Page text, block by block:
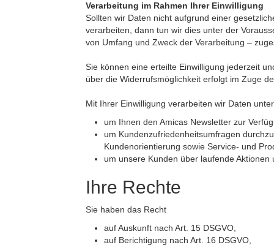
Verarbeitung im Rahmen Ihrer Einwilligung
Sollten wir Daten nicht aufgrund einer
verarbeiten, dann tun wir dies unter der
von Umfang und Zweck der Verarbeitung –
Sie können eine erteilte Einwilligung jederzeit
über die Widerrufsmöglichkeit erfolgt im Zuge
Mit Ihrer Einwilligung verarbeiten wir Daten
um Ihnen den Amicas Newsletter zur
um Kundenzufriedenheitsumfragen
Kundenorientierung sowie Service- und
um unsere Kunden über laufende
Ihre Rechte
Sie haben das Recht
auf Auskunft nach Art. 15 DSGVO,
auf Berichtigung nach Art. 16 DSGVO,